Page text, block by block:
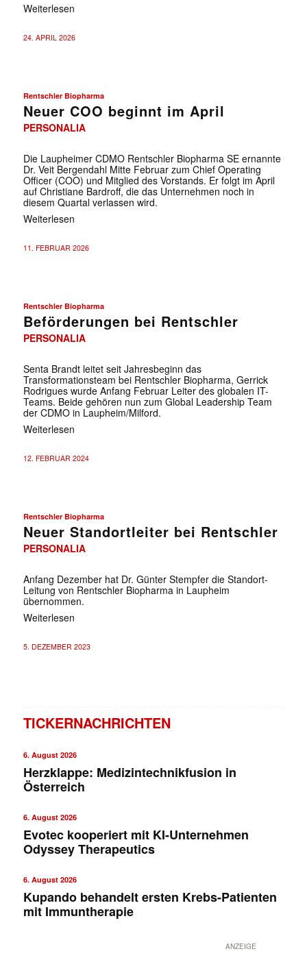
Weiterlesen
24. APRIL 2026
Rentschler Biopharma
Neuer COO beginnt im April
PERSONALIA
Die Laupheimer CDMO Rentschler Biopharma SE ernannte
Dr. Veit Bergendahl Mitte Februar zum Chief Operating
Officer (COO) und Mitglied des Vorstands. Er folgt im April
auf Christiane Bardroff, die das Unternehmen noch in
diesem Quartal verlassen wird.
Weiterlesen
11. FEBRUAR 2026
Rentschler Biopharma
Beförderungen bei Rentschler
PERSONALIA
Senta Brandt leitet seit Jahresbeginn das
Transformationsteam bei Rentschler Biopharma, Gerrick
Rodrigues wurde Anfang Februar Leiter des globalen IT-
Teams. Beide gehören nun zum Global Leadership Team
der CDMO in Laupheim/Milford.
Weiterlesen
12. FEBRUAR 2024
Rentschler Biopharma
Neuer Standortleiter bei Rentschler
PERSONALIA
Anfang Dezember hat Dr. Günter Stempfer die Standort-
Leitung von Rentschler Biopharma in Laupheim
übernommen.
Weiterlesen
5. DEZEMBER 2023
TICKERNACHRICHTEN
6. August 2026
Herzklappe: Medizintechnikfusion in
Österreich
6. August 2026
Evotec kooperiert mit KI-Unternehmen
Odyssey Therapeutics
6. August 2026
Kupando behandelt ersten Krebs-Patienten
mit Immuntherapie
ANZEIGE